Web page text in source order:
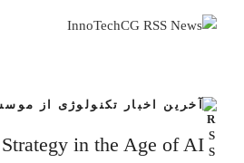
آخرین اخبار تکنولوژی از
in the Age of AI